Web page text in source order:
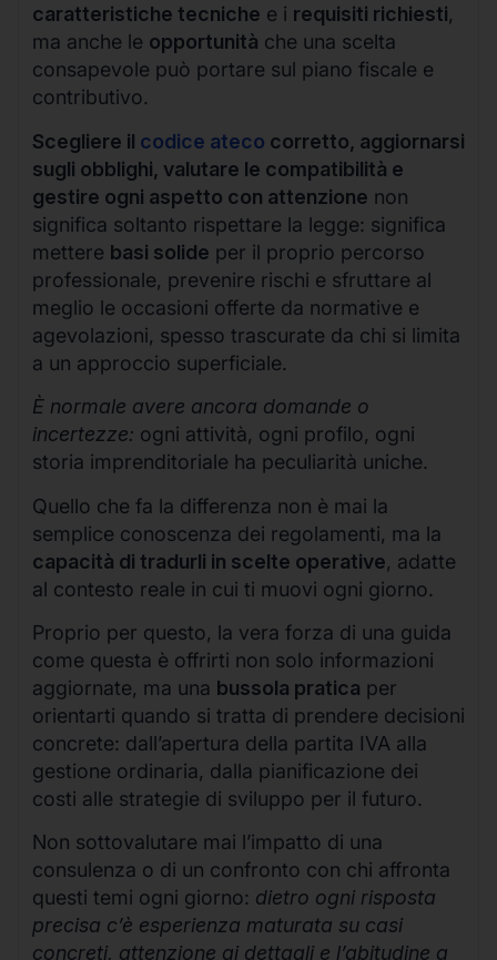
caratteristiche tecniche e i requisiti richiesti,
ma anche le opportunità che una scelta
consapevole può portare sul piano fiscale e
contributivo.
Scegliere il codice ateco corretto, aggiornarsi
sugli obblighi, valutare le compatibilità e
gestire ogni aspetto con attenzione non
significa soltanto rispettare la legge: significa
mettere basi solide per il proprio percorso
professionale, prevenire rischi e sfruttare al
meglio le occasioni offerte da normative e
agevolazioni, spesso trascurate da chi si limita
a un approccio superficiale.
È normale avere ancora domande o
incertezze: ogni attività, ogni profilo, ogni
storia imprenditoriale ha peculiarità uniche.
Quello che fa la differenza non è mai la
semplice conoscenza dei regolamenti, ma la
capacità di tradurli in scelte operative, adatte
al contesto reale in cui ti muovi ogni giorno.
Proprio per questo, la vera forza di una guida
come questa è offrirti non solo informazioni
aggiornate, ma una bussola pratica per
orientarti quando si tratta di prendere decisioni
concrete: dall’apertura della partita IVA alla
gestione ordinaria, dalla pianificazione dei
costi alle strategie di sviluppo per il futuro.
Non sottovalutare mai l’impatto di una
consulenza o di un confronto con chi affronta
questi temi ogni giorno: dietro ogni risposta
precisa c’è esperienza maturata su casi
concreti, attenzione ai dettagli e l’abitudine a